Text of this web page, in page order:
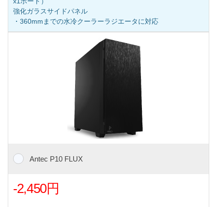
強化ガラスサイドパネル
・360mmまでの水冷クーラーラジエータに対応
Antec P10 FLUX
-2,450円